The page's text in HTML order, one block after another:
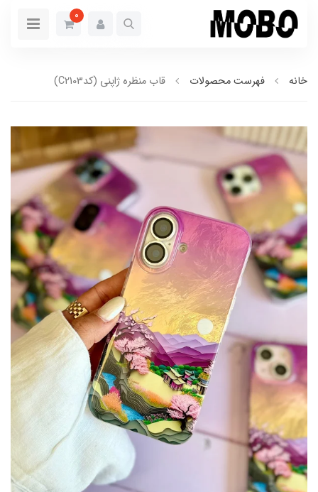
0
خانه فهرست محصولات قاب منظره ژاپنی (کدC2103)